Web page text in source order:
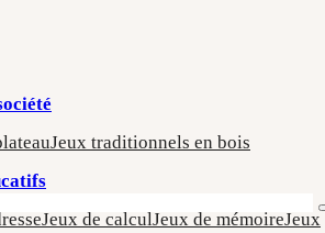
Jeux traditionnels en bois
Jeux de calculJeux de mémoireJeux